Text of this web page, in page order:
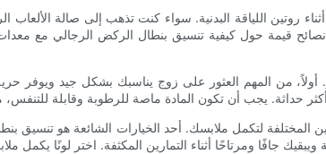
روتين اللياقة البدنية. سواء كنت تذهب إلى صالة
قيمة حول كيفية تنسيق بنطال الركض الرجالي مع
أولاً، من المهم العثور على زوج يناسبك بشكل جيد
لتكمل ملابسك. أحد الخيارات الشائعة هو تنسيق